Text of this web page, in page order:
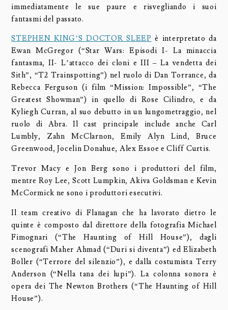
immediatamente le sue paure e risvegliando i suoi
fantasmi del passato.
STEPHEN KING’S DOCTOR SLEEP è interpretato da
Ewan McGregor (“Star Wars: Episodi I- La minaccia
fantasma, II- L’attacco dei cloni e III – La vendetta dei
Sith”, “T2 Trainspotting”) nel ruolo di Dan Torrance, da
Rebecca Ferguson (i film “Mission: Impossible”, “The
Greatest Showman”) in quello di Rose Cilindro, e da
Kyliegh Curran, al suo debutto in un lungometraggio, nel
ruolo di Abra. Il cast principale include anche Carl
Lumbly, Zahn McClarnon, Emily Alyn Lind, Bruce
Greenwood, Jocelin Donahue, Alex Essoe e Cliff Curtis.
Trevor Macy e Jon Berg sono i produttori del film,
mentre Roy Lee, Scott Lumpkin, Akiva Goldsman e Kevin
McCormick ne sono i produttori esecutivi.
Il team creativo di Flanagan che ha lavorato dietro le
quinte è composto dal direttore della fotografia Michael
Fimognari (“The Haunting of Hill House”), dagli
scenografi Maher Ahmad (“Duri si diventa”) ed Elizabeth
Boller (“Terrore del silenzio”), e dalla costumista Terry
Anderson (“Nella tana dei lupi”). La colonna sonora è
opera dei The Newton Brothers (“The Haunting of Hill
House”).